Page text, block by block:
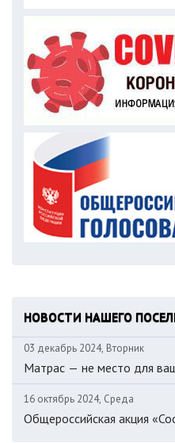
НОВОСТИ НАШЕГО
03 декабрь 2024, Вторник
Матрас — не место для
16 октябрь 2024, Среда
Общероссийская акция